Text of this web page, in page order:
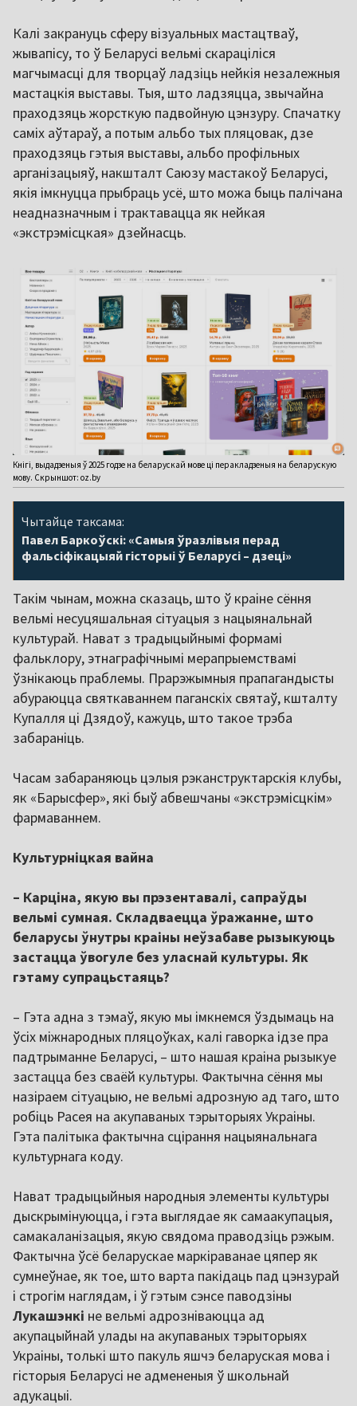
Калі закрануць сферу візуальных мастацтваў,
жывапісу, то ў Беларусі вельмі скараціліся
магчымасці для творцаў ладзіць нейкія незалежныя
мастацкія выставы. Тыя, што ладзяцца, звычайна
праходзяць жорсткую падвойную цэнзуру. Спачатку
саміх аўтараў, а потым альбо тых пляцовак, дзе
праходзяць гэтыя выставы, альбо профільных
арганізацыяў, накшталт Саюзу мастакоў Беларусі,
якія імкнуцца прыбраць усё, што можа быць палічана
неадназначным і трактавацца як нейкая
«экстрэмісцкая» дзейнасць.
Кнігі, выдадзеныя ў 2025 годзе на беларускай мове ці перакладзеныя на беларускую
мову. Скрыншот: oz.by
Чытайце таксама:
Павел Баркоўскі: «Самыя ўразлівыя перад
фальсіфікацыяй гісторыі ў Беларусі – дзеці»
Такім чынам, можна сказаць, што ў краіне сёння
вельмі несуцяшальная сітуацыя з нацыянальнай
культурай. Нават з традыцыйнымі формамі
фальклору, этнаграфічнымі мерапрыемствамі
ўзнікаюць праблемы. Прарэжымныя прапагандысты
абураюцца святкаваннем паганскіх святаў, кшталту
Купалля ці Дзядоў, кажуць, што такое трэба
забараніць.
Часам забараняюць цэлыя рэканструктарскія клубы,
як «Барысфер», які быў абвешчаны «экстрэмісцкім»
фармаваннем.
Культурніцкая вайна
– Карціна, якую вы прэзентавалі, сапраўды
вельмі сумная. Складваецца ўражанне, што
беларусы ўнутры краіны неўзабаве рызыкуюць
застацца ўвогуле без уласнай культуры. Як
гэтаму супрацьстаяць?
– Гэта адна з тэмаў, якую мы імкнемся ўздымаць на
ўсіх міжнародных пляцоўках, калі гаворка ідзе пра
падтрыманне Беларусі, – што нашая краіна рызыкуе
застацца без сваёй культуры. Фактычна сёння мы
назіраем сітуацыю, не вельмі адрозную ад таго, што
робіць Расея на акупаваных тэрыторыях Украіны.
Гэта палітыка фактычна сцірання нацыянальнага
культурнага коду.
Нават традыцыйныя народныя элементы культуры
дыскрымінуюцца, і гэта выглядае як самаакупацыя,
самакаланізацыя, якую свядома праводзіць рэжым.
Фактычна ўсё беларускае маркіраванае цяпер як
сумнеўнае, як тое, што варта пакідаць пад цэнзурай
і строгім наглядам, і ў гэтым сэнсе паводзіны
Лукашэнкі не вельмі адрозніваюцца ад
акупацыйнай улады на акупаваных тэрыторыях
Украіны, толькі што пакуль яшчэ беларуская мова і
гісторыя Беларусі не адмененыя ў школьнай
адукацыі.